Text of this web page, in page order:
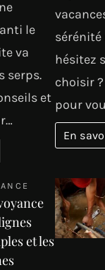
le
va
serps.
et
hésitez
choisir
pour
En
et les